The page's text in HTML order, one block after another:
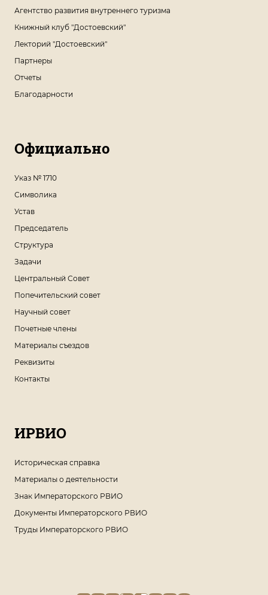
Агентство развития внутреннего туризма
Книжный клуб "Достоевский"
Лекторий "Достоевский"
Партнеры
Отчеты
Благодарности
Официально
Указ № 1710
Символика
Устав
Председатель
Структура
Задачи
Центральный Совет
Попечительский совет
Научный совет
Почетные члены
Материалы съездов
Реквизиты
Контакты
ИРВИО
Историческая справка
Материалы о деятельности
Знак Императорского РВИО
Документы Императорского РВИО
Труды Императорского РВИО